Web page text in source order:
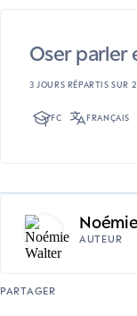
Oser parler
3 JOURS RÉPARTIS SUR
FC FRANÇAIS
AUTEUR
PARTAGER